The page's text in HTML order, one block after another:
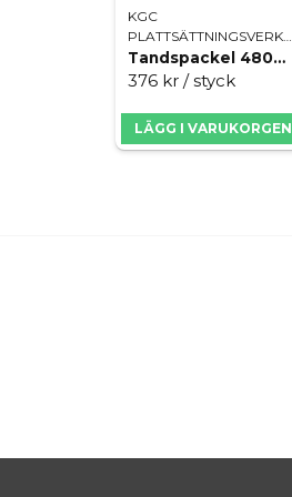
KGC
Tandspackel 480mm 10x20mm rund
376 kr / styck
LÄGG I VARUKORGEN